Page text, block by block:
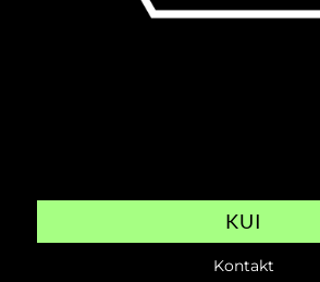
KUI
Kontakt